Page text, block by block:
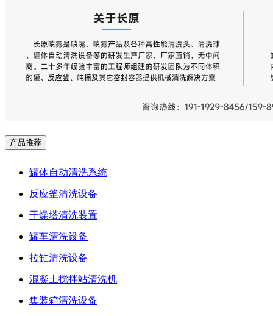
产品推荐
罐体自动清洗系统
反应釜清洗设备
干燥塔清洗装置
罐车清洗设备
拉缸清洗设备
混凝土搅拌站清洗机
集装箱清洗设备